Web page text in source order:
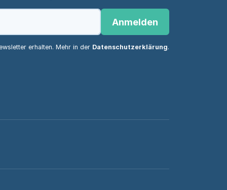
Anmelden
erhalten. Mehr in der Datenschutzerklärung.